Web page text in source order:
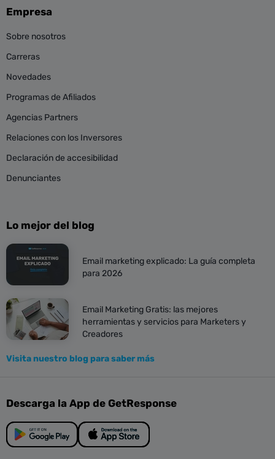
Empresa
Sobre nosotros
Carreras
Novedades
Programas de Afiliados
Agencias Partners
Relaciones con los Inversores
Declaración de accesibilidad
Denunciantes
Lo mejor del blog
Email marketing explicado: La guía completa
para 2026
Email Marketing Gratis: las mejores
herramientas y servicios para Marketers y
Creadores
Visita nuestro blog para saber más
Descarga la App de GetResponse